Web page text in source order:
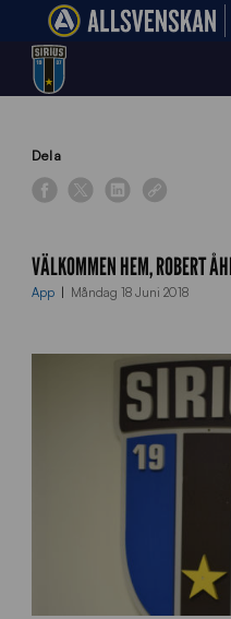
Home»
Dela
VÄLKOMMEN HEM, ROBERT
App Måndag 18 Juni 2018